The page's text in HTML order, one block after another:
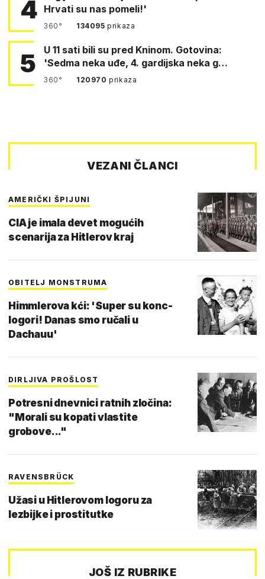
4 Hrvati su nas pomeli!'
360° 134095prikaza
5
U 11 sati bili su pred Kninom. Gotovina:
'Sedma neka uđe, 4. gardijska neka g…
360° 120970prikaza
VEZANI ČLANCI
AMERIČKI ŠPIJUNI
CIA je imala devet mogućih
scenarija za Hitlerov kraj
OBITELJ MONSTRUMA
Himmlerova kći: 'Super su konc-
logori! Danas smo ručali u
Dachauu'
DIRLJIVA PROŠLOST
Potresni dnevnici ratnih zločina:
"Morali su kopati vlastite
grobove..."
RAVENSBRÜCK
Užasi u Hitlerovom logoru za
lezbijke i prostitutke
JOŠ IZ RUBRIKE